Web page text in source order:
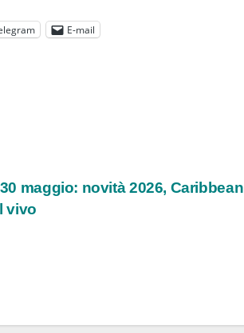
E-mail
maggio: novità 2026, Caribbean
vivo